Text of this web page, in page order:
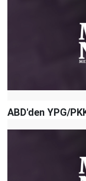
ABD'den YPG/